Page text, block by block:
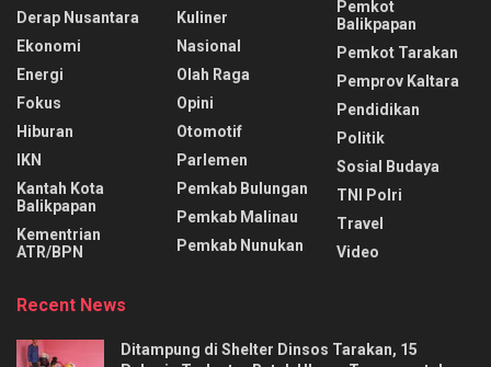
Derap Nusantara
Ekonomi
Energi
Fokus
Hiburan
IKN
Kantah Kota
Balikpapan
Kementrian
ATR/BPN
Kuliner
Nasional
Olah Raga
Opini
Otomotif
Parlemen
Pemkab Bulungan
Pemkab Malinau
Pemkab Nunukan
Pemkot
Balikpapan
Pemkot Tarakan
Pemprov Kaltara
Pendidikan
Politik
Sosial Budaya
TNI Polri
Travel
Video
Recent News
Ditampung di Shelter Dinsos Tarakan, 15